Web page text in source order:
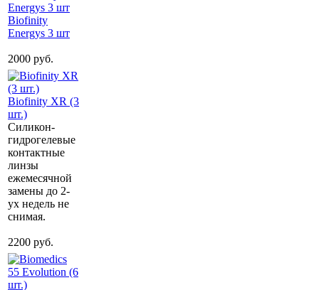
Biofinity
Energys 3 шт
2000 руб.
Biofinity XR (3
шт.)
Силикон-
гидрогелевые
контактные
линзы
ежемесячной
замены до 2-
ух недель не
снимая.
2200 руб.